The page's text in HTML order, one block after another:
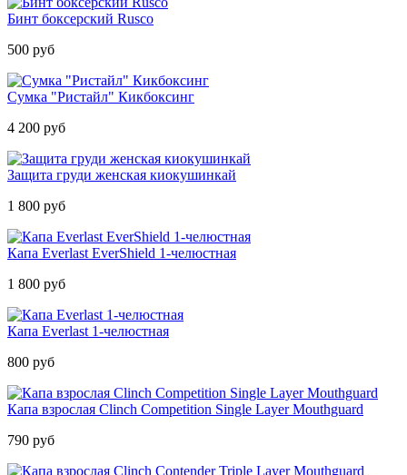
Бинт боксерский Rusco
500 руб
Сумка "Ристайл" Кикбоксинг
4 200 руб
Защита груди женская киокушинкай
1 800 руб
Капа Everlast EverShield 1-челюстная
1 800 руб
Капа Everlast 1-челюстная
800 руб
Капа взрослая Clinch Competition Single Layer Mouthguard
790 руб